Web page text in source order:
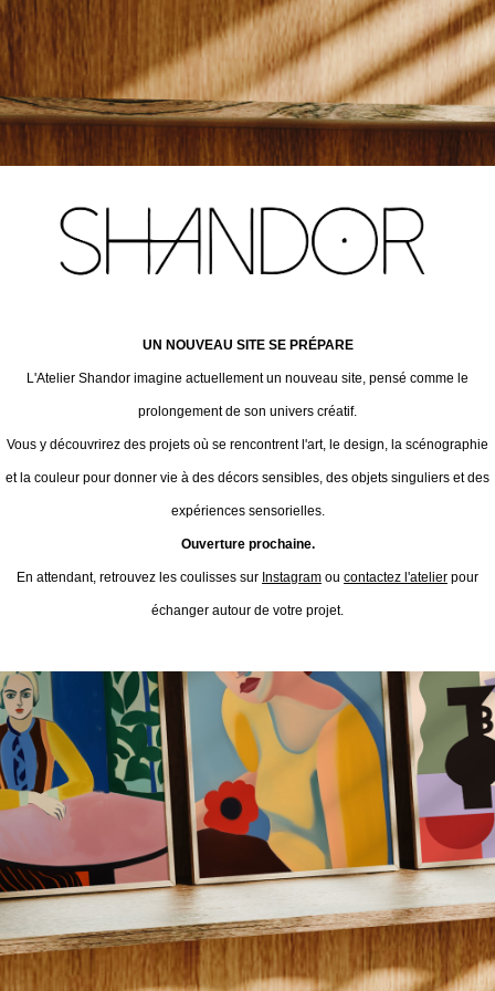
UN NOUVEAU SITE SE PRÉPARE
L'Atelier Shandor imagine actuellement un nouveau site, pensé comme le
prolongement de son univers créatif.
Vous y découvrirez des projets où se rencontrent l'art, le design, la scénographie
et la couleur pour donner vie à des décors sensibles, des objets singuliers et des
expériences sensorielles.
Ouverture prochaine.
En attendant, retrouvez les coulisses sur Instagram ou contactez l'atelier pour
échanger autour de votre projet.